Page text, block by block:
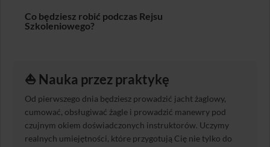
Co będziesz robić podczas Rejsu
Szkoleniowego?
⛵️ Nauka przez praktykę
Od pierwszego dnia będziesz prowadzić jacht żaglowy,
cumować, obsługiwać żagle i prowadzić manewry pod
czujnym okiem doświadczonych instruktorów. Uczymy
realnych umiejętności, które przygotują Cię nie tylko do